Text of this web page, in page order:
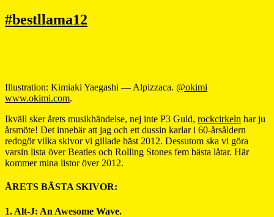
#bestllama12
Illustration: Kimiaki Yaegashi — Alpizzaca. @okimi
www.okimi.com.
Ikväll sker årets musikhändelse, nej inte P3 Guld, rockcirkeln har ju
årsmöte! Det innebär att jag och ett dussin karlar i 60-årsåldern
redogör vilka skivor vi gillade bäst 2012. Dessutom ska vi göra
varsin lista över Beatles och Rolling Stones fem bästa låtar. Här
kommer mina listor över 2012.
ÅRETS BÄSTA SKIVOR:
1. Alt-J: An Awesome Wave.